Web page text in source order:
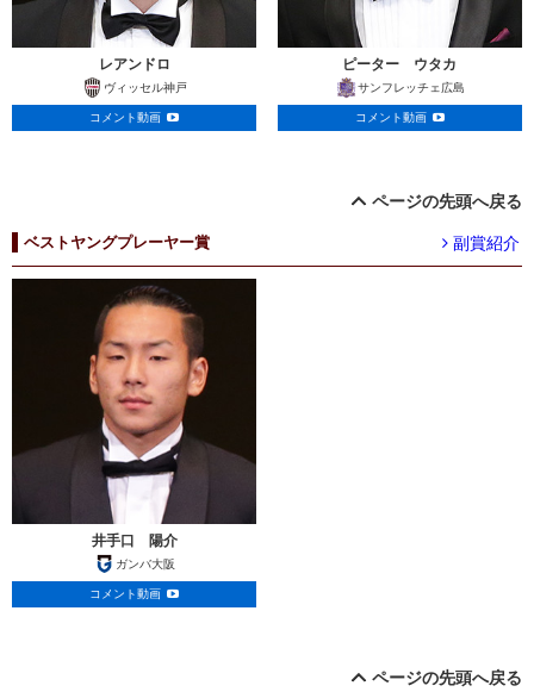
レアンドロ
ヴィッセル神戸
コメント動画
ピーター ウタカ
サンフレッチェ広島
コメント動画
ページの先頭へ戻る
ベストヤングプレーヤー賞 副賞紹介
井手口 陽介
ガンバ大阪
コメント動画
ページの先頭へ戻る